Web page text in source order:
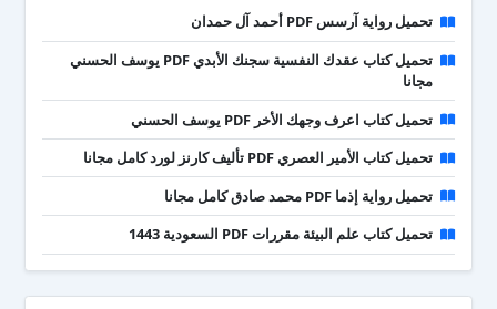
تحميل رواية آرسس PDF أحمد آل حمدان
تحميل كتاب عقدك النفسية سجنك الأبدي PDF يوسف الحسني
مجانا
تحميل كتاب اعرف وجهك الأخر PDF يوسف الحسني
تحميل كتاب الأمير العصري PDF تأليف كارنز لورد كامل مجانا
تحميل رواية إذما PDF محمد صادق كامل مجانا
تحميل كتاب علم البيئة مقررات PDF السعودية 1443